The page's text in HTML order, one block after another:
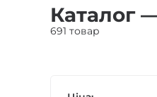
Каталог
691 товар